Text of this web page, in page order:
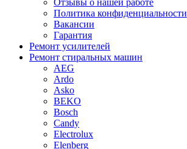
Отзывы о нашей работе
Политика конфиденциальности
Вакансии
Гарантия
Ремонт усилителей
Ремонт стиральных машин
AEG
Ardo
Asko
BEKO
Bosch
Candy
Electrolux
Elenberg